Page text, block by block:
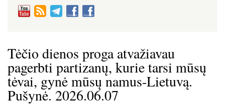
Tėčio dienos proga atvažiavau
pagerbti partizanų, kurie tarsi mūsų
tėvai, gynė mūsų namus-Lietuvą.
Pušynė. 2026.06.07